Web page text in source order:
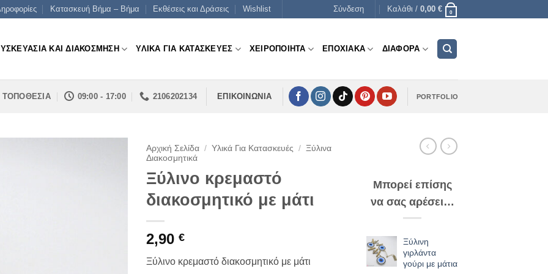
Κατασκευή Βήμα – Βήμα Εκθέσεις και Δράσεις Wishlist Σύνδεση Καλάθι / 0,00 € 0
ΚΑΙ ΔΙΑΚΟΣΜΗΣΗ ΥΛΙΚΑ ΓΙΑ ΚΑΤΑΣΚΕΥΕΣ ΧΕΙΡΟΠΟΙΗΤΑ ΕΠΟΧΙΑΚΑ ΔΙΑΦΟΡΑ
ΤΟΠΟΘΕΣΙΑ 09:00 - 17:00 2106202134 ΕΠΙΚΟΙΝΩΝΙΑ PORTFOLIO
Αρχική Σελίδα / Υλικά Για Κατασκευές / Ξύλινα
Διακοσμητικά
Ξύλινο κρεμαστό
διακοσμητικό με μάτι
2,90 €
Ξύλινο κρεμαστό διακοσμητικό με μάτι
Μπορεί επίσης
να σας αρέσει…
Ξύλινη
γιρλάντα
γούρι με μάτια